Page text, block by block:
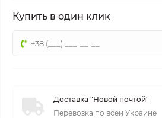
Купить в один клик
Доставка "Новой почтой"
Перевозка по всей Украине